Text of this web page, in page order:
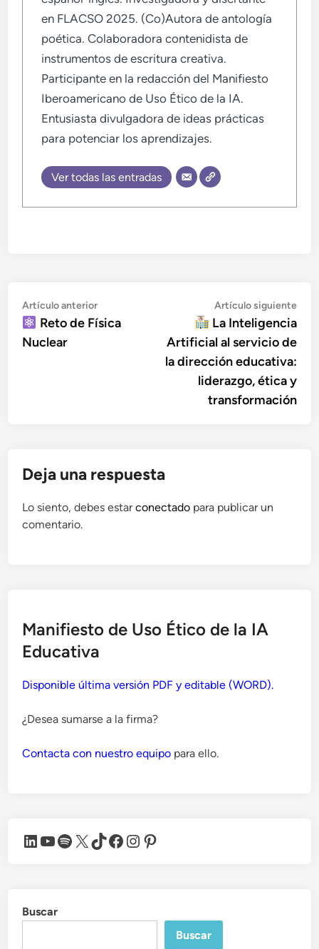
en FLACSO 2025. (Co)Autora de antología
poética. Colaboradora contenidista de
instrumentos de escritura creativa.
Participante en la redacción del Manifiesto
Iberoamericano de Uso Ético de la IA.
Entusiasta divulgadora de ideas prácticas
para potenciar los aprendizajes.
Ver todas las entradas
Navegación
de
entradas
Artículo anteriorArtículo
anterior:
Reto de Física
Nuclear
Artículo siguiente
La Inteligencia
Artificial al servicio de
la dirección educativa:
liderazgo, ética y
transformación
Deja una respuesta
Lo siento, debes estarconectado para publicar un
comentario.
Manifiesto de Uso Ético de la IA
Educativa
Disponible última versión PDF y editable (WORD).
¿Desea sumarse a la firma?
Contacta con nuestro equipo para ello.
LinkedIn
YouTube
Spotify
X TikTok
Facebook
Instagram
Pinterest
Buscar
Buscar